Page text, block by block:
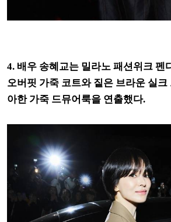
4. 배우 송혜교는 밀라노 패션위크 펜
오버핏 가죽 코트와 짙은 브라운 실
아한 가죽 드뮤어룩을 연출했다.